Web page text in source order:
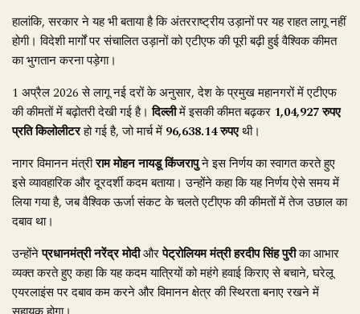
हालांकि, सरकार ने यह भी बताया है कि अंतरराष्ट्रीय उड़ानों पर यह राहत लागू नहीं
होगी। विदेशी मार्गों पर संचालित उड़ानों को एटीएफ की पूरी बढ़ी हुई वैश्विक कीमत
का भुगतान करना पड़ेगा।
1 अप्रैल 2026 से लागू नई दरों के अनुसार, देश के प्रमुख महानगरों में एटीएफ
की कीमतों में बढ़ोतरी देखी गई है।दिल्लीमें इसकी कीमत बढ़कर 1,04,927 रुपए
प्रति किलोलीटरहो गई है, जो मार्च में 96,638.14 रुपएथी।
नागर विमानन मंत्रीराम मोहन नायडू किंजरापुने इस निर्णय का स्वागत करते हुए
इसे व्यावहारिक और दूरदर्शी कदम बताया। उन्होंने कहा कि यह निर्णय ऐसे समय में
लिया गया है, जब वैश्विक ऊर्जा संकट के चलते एटीएफ की कीमतों में तेज उछाल का
दबाव था।
उन्होंनेप्रधानमंत्री नरेंद्र मोदीऔरपेट्रोलियम मंत्री हरदीप सिंह पुरीका आभार
व्यक्त करते हुए कहा कि यह कदम यात्रियों को महंगे हवाई किराए से बचाने, घरेलू
एयरलाइंस पर दबाव कम करने और विमानन क्षेत्र की स्थिरता बनाए रखने में